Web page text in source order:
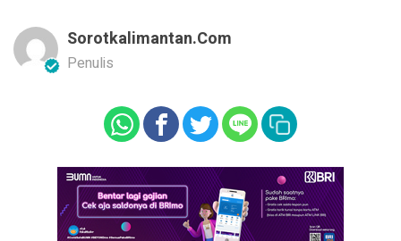
Sorotkalimantan.com
Penulis